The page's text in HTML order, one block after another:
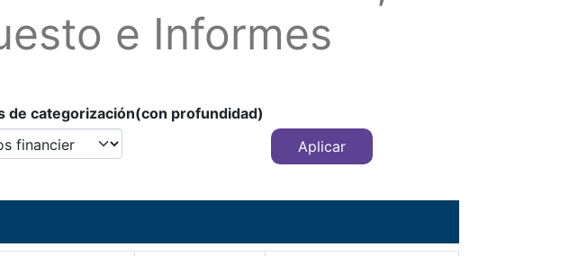
e Informes
de categorización(con profundidad)